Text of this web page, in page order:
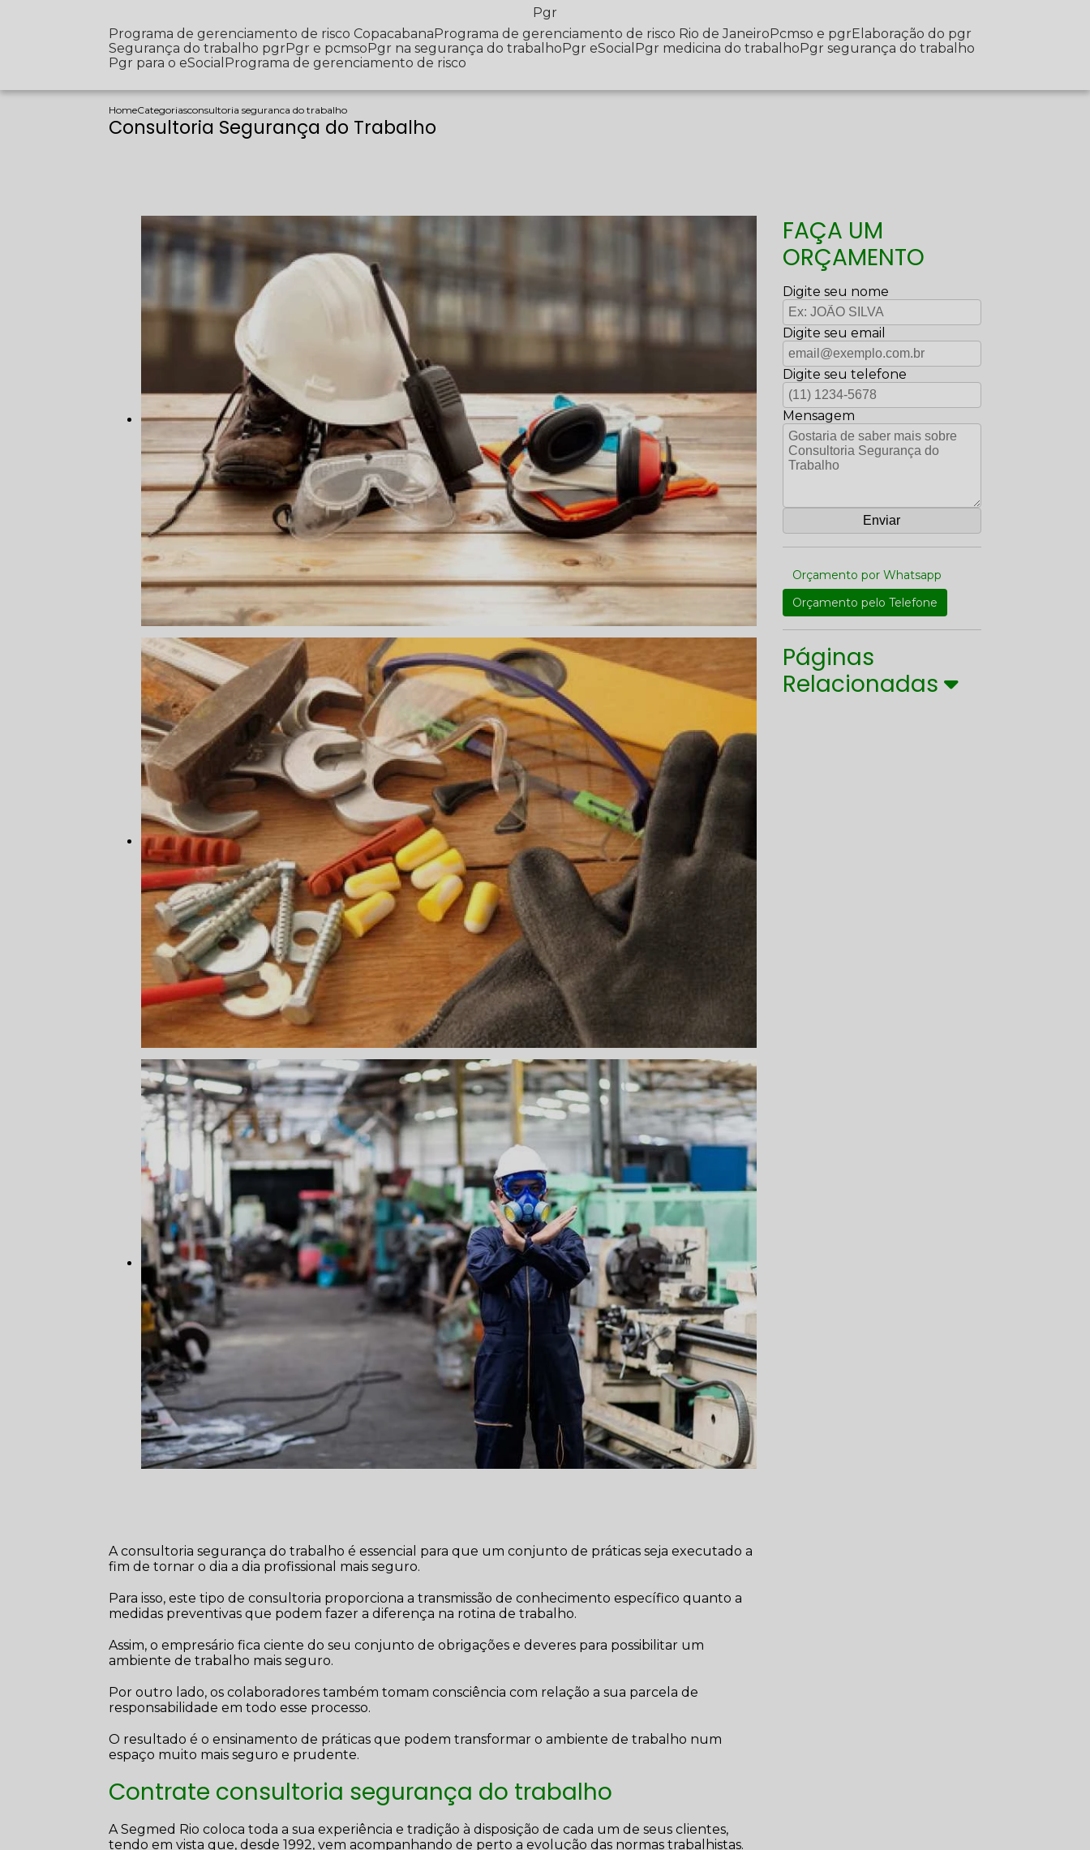
Pgr
Programa de gerenciamento de risco Copacabana
Programa de gerenciamento de risco Rio de Janeiro Pcmso e pgr
Elaboração do pgr
Segurança do trabalho pgr
Pgr e pcmso Pgr na segurança do trabalho Pgr eSocial Pgr medicina do trabalho
Pgr segurança do trabalho
Pgr para o eSocial
Programa de gerenciamento de risco
HomeCategoriasconsultoria seguranca do trabalho
Consultoria Segurança do Trabalho
A consultoria segurança do trabalho é essencial para que um conjunto de práticas seja executado a
fim de tornar o dia a dia profissional mais seguro.
Para isso, este tipo de consultoria proporciona a transmissão de conhecimento específico quanto a
medidas preventivas que podem fazer a diferença na rotina de trabalho.
Assim, o empresário fica ciente do seu conjunto de obrigações e deveres para possibilitar um
ambiente de trabalho mais seguro.
Por outro lado, os colaboradores também tomam consciência com relação a sua parcela de
responsabilidade em todo esse processo.
O resultado é o ensinamento de práticas que podem transformar o ambiente de trabalho num
espaço muito mais seguro e prudente.
Contrate consultoria segurança do trabalho
A Segmed Rio coloca toda a sua experiência e tradição à disposição de cada um de seus clientes,
tendo em vista que, desde 1992, vem acompanhando de perto a evolução das normas trabalhistas.
FAÇA UM
ORÇAMENTO
Digite seu nome
Digite seu email
Digite seu telefone
Mensagem
Orçamento por Whatsapp
Orçamento pelo Telefone
Páginas
Relacionadas